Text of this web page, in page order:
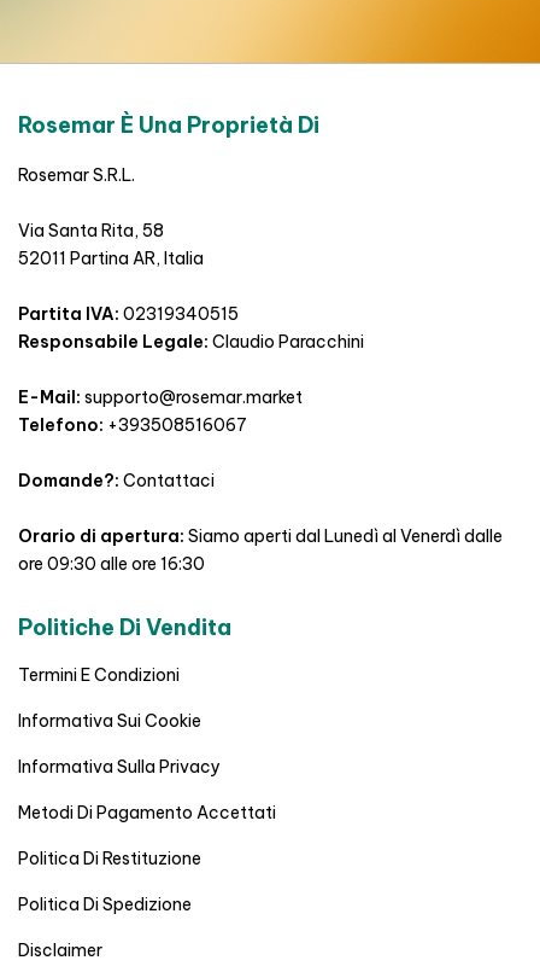
Rosemar È Una Proprietà Di
Rosemar S.R.L.
Via Santa Rita, 58
52011 Partina AR, Italia
Partita IVA: 02319340515
Responsabile Legale: Claudio Paracchini
E-Mail: supporto@rosemar.market
Telefono: +393508516067
Domande?: Contattaci
Orario di apertura: Siamo aperti dal Lunedì al Venerdì dalle
ore 09:30 alle ore 16:30
Politiche Di Vendita
Termini E Condizioni
Informativa Sui Cookie
Informativa Sulla Privacy
Metodi Di Pagamento Accettati
Politica Di Restituzione
Politica Di Spedizione
Disclaimer